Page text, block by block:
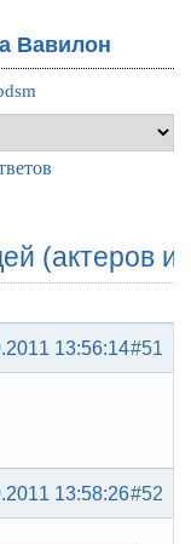
Вавилон
(актеров
#51
13:56:14
#52
13:58:26